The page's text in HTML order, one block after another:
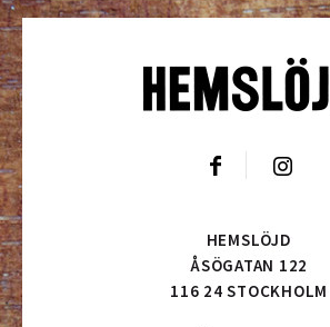
HEMSLÖJD
ÅSÖGATAN 122
116 24 STOCKHOLM